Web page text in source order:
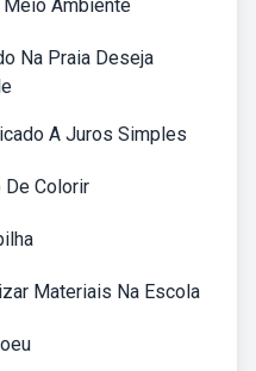
Meio Ambiente
Na Praia Deseja
A Juros Simples
De Colorir
Materiais Na Escola